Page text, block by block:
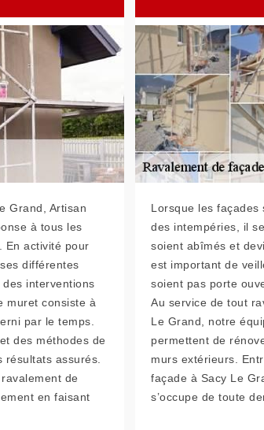
Grand, Artisan
à tous les
En activité pour
différentes
interventions
muret consiste à
par le temps.
des méthodes de
assurés.
de
en faisant
Lorsque les façades
des intempéries, il
soient abîmés et
est important de
soient pas porte
Au service de tout
Le Grand, notre
permettent de
murs extérieurs.
façade à Sacy Le
s’occupe de toute